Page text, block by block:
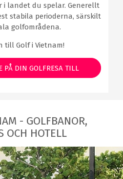
i landet du spelar. Generellt
stabila perioderna, särskilt
golfområdena.
till Golf i Vietnam!
PÅ DIN GOLFRESA TILL
- GOLFBANOR,
OCH HOTELL